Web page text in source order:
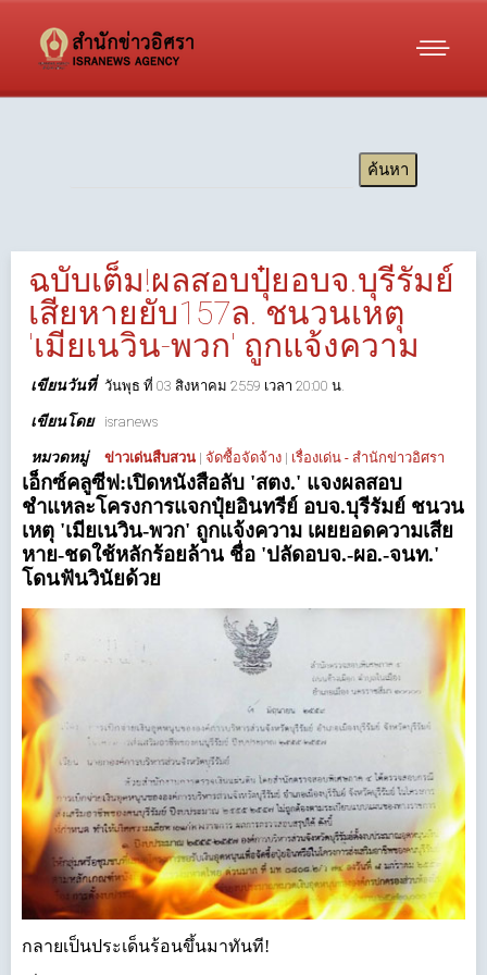
ฉบับเต็ม!ผลสอบปุ๋ยอบจ.บุรีรัมย์
เสียหายยับ157ล. ชนวนเหตุ
'เมียเนวิน-พวก' ถูกแจ้งความ
เขียนวันที่ วันพุธ ที่ 03 สิงหาคม 2559 เวลา 20:00 น.
เขียนโดย isranews
หมวดหมู่ ข่าวเด่นสืบสวน | จัดซื้อจัดจ้าง | เรื่องเด่น - สำนักข่าวอิศรา
เอ็กซ์คลูซีฟ:เปิดหนังสือลับ 'สตง.' แจงผลสอบ
ชำแหละโครงการแจกปุ๋ยอินทรีย์ อบจ.บุรีรัมย์ ชนวน
เหตุ 'เมียเนวิน-พวก' ถูกแจ้งความ เผยยอดความเสีย
หาย-ชดใช้หลักร้อยล้าน ชื่อ 'ปลัดอบจ.-ผอ.-จนท.'
โดนฟันวินัยด้วย
กลายเป็นประเด็นร้อนขึ้นมาทันที!